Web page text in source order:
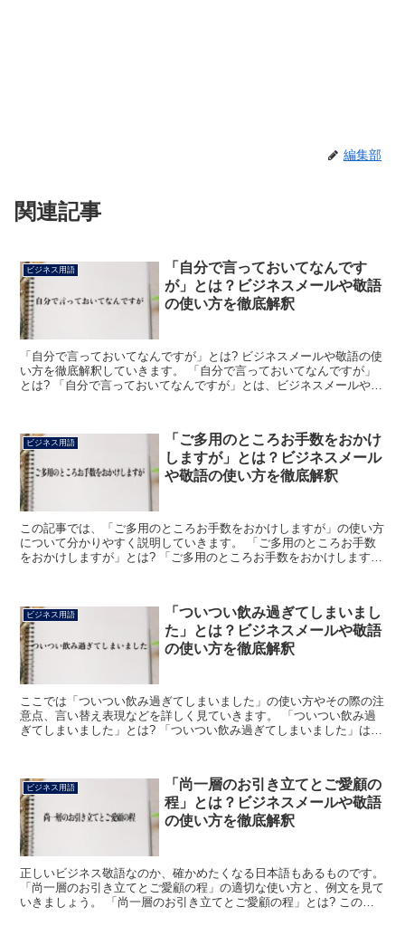
編集部
関連記事
ビジネス用語
「自分で言っておいてなんです
が」とは？ビジネスメールや敬語
の使い方を徹底解釈
「自分で言っておいてなんですが」とは? ビジネスメールや敬語の使
い方を徹底解釈していきます。 「自分で言っておいてなんですが」
とは? 「自分で言っておいてなんですが」とは、ビジネスメールや敬
ビジネス用語
「ご多用のところお手数をおかけ
しますが」とは？ビジネスメール
や敬語の使い方を徹底解釈
この記事では、「ご多用のところお手数をおかけしますが」の使い方
について分かりやすく説明していきます。 「ご多用のところお手数
をおかけしますが」とは? 「ご多用のところお手数をおかけします
ビジネス用語
「ついつい飲み過ぎてしまいまし
た」とは？ビジネスメールや敬語
の使い方を徹底解釈
ここでは「ついつい飲み過ぎてしまいました」の使い方やその際の注
意点、言い替え表現などを詳しく見ていきます。 「ついつい飲み過
ぎてしまいました」とは? 「ついつい飲み過ぎてしまいました」は、
ビジネス用語
「尚一層のお引き立てとご愛顧の
程」とは？ビジネスメールや敬語
の使い方を徹底解釈
正しいビジネス敬語なのか、確かめたくなる日本語もあるものです。
「尚一層のお引き立てとご愛顧の程」の適切な使い方と、例文を見て
いきましょう。 「尚一層のお引き立てとご愛顧の程」とは? この場